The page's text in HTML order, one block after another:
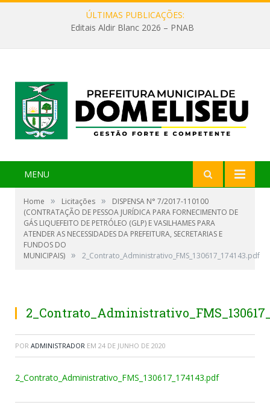
ÚLTIMAS PUBLICAÇÕES:
Editais Aldir Blanc 2026 – PNAB
MENU
Home » Licitações »
DISPENSA N° 7/2017-110100
(CONTRATAÇÃO DE PESSOA JURÍDICA PARA FORNECIMENTO DE
GÁS LIQUEFEITO DE PETRÓLEO (GLP) E VASILHAMES PARA
ATENDER AS NECESSIDADES DA PREFEITURA, SECRETARIAS E
FUNDOS DO
MUNICIPAIS) » 2_Contrato_Administrativo_FMS_130617_174143.pdf
POR ADMINISTRADOR EM 24 DE JUNHO DE 2020
2_Contrato_Administrativo_FMS_130617_174143.pdf